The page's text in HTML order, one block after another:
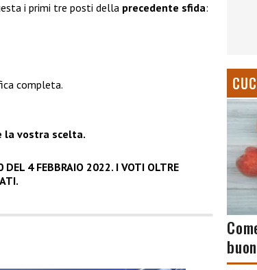
i primi tre posti della precedente sfida:
completa.
la vostra scelta.
4 FEBBRAIO 2022. I VOTI OLTRE